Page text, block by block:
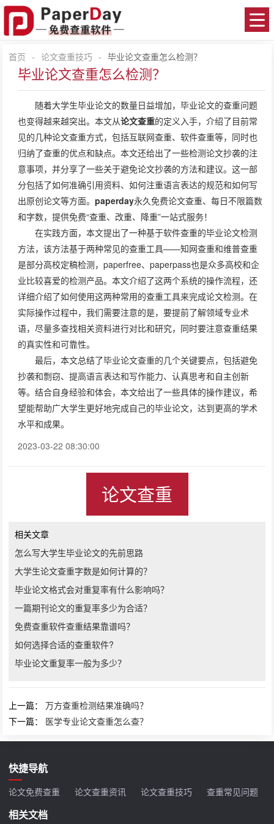
首页 - 论文查重技巧 - 毕业论文查重怎么检测？
毕业论文查重怎么检测？
随着大学生毕业论文的数量日益增加，毕业论文的查重问题
也变得越来越突出。本文从论文查重的定义入手，介绍了目前常
见的几种论文查重方式，包括互联网查重、软件查重等，同时也
归纳了查重的优点和缺点。本文还给出了一些检测论文抄袭的注
意事项，并分享了一些关于避免论文抄袭的方法和建议。这一部
分包括了如何准确引用资料、如何注重语言表达的规范和如何写
出原创论文等方面。paperday永久免费论文查重、每日不限篇数
和字数，提供免费“查重、改重、降重”一站式服务！
在实践方面，本文提出了一种基于软件查重的毕业论文检测
方法，该方法基于两种常见的查重工具——知网查重和维普查重
是部分高校定稿检测，paperfree、paperpass也是众多高校和企
业比较喜爱的检测产品。本文介绍了这两个系统的操作流程，还
详细介绍了如何使用这两种常用的查重工具来完成论文检测。在
实际操作过程中，我们需要注意的是，要提前了解领域专业术
语，尽量多查找相关资料进行对比和研究，同时要注意查重结果
的真实性和可靠性。
最后，本文总结了毕业论文查重的几个关键要点，包括避免
抄袭和剽窃、提高语言表达和写作能力、认真思考和自主创新
等。结合自身经验和体会，本文给出了一些具体的操作建议，希
望能帮助广大学生更好地完成自己的毕业论文，达到更高的学术
水平和成果。
2023-03-22 08:30:00
论文查重
相关文章
怎么写大学生毕业论文的先前思路
大学生论文查重字数是如何计算的？
毕业论文格式会对重复率有什么影响吗？
一篇期刊论文的重复率多少为合适？
免费查重软件查重结果靠谱吗？
如何选择合适的查重软件?
毕业论文重复率一般为多少？
上一篇：万方查重检测结果准确吗？
下一篇： 医学专业论文查重怎么查？
快捷导航
论文免费查重 论文查重资讯 论文查重技巧 查重常见问题
相关文档